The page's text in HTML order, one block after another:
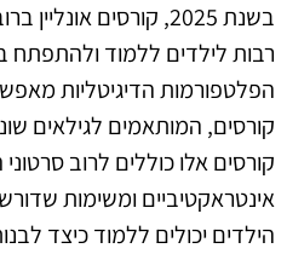
בשנת 2025, קורסים
רבות לילדים ללמוד
הפלטפורמות הדיגיטליות
קורסים, המותאמים לגילאים
קורסים אלו כוללים לרוב
אינטראקטיביים ומשימות
הילדים יכולים ללמוד כיצד